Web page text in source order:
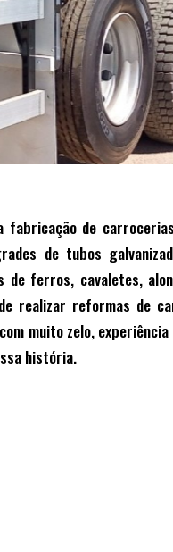
fabricação de
de tubos
ferros, cavaletes,
realizar reformas de
muito zelo, experiência
história.